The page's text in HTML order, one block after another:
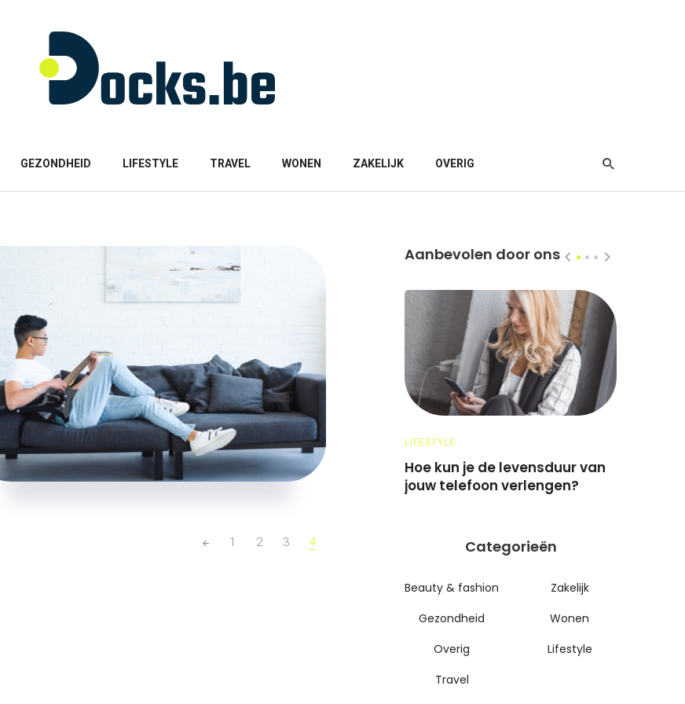
GEZONDHEID LIFESTYLE TRAVEL WONEN ZAKELIJK OVERIG
1 2 3 4
Aanbevolen door ons
manieren om
uit huis te halen
OVERIG
Waar kun je goedkoop en
veilig jouw auto parkeren
LIFESTYLE
Hoe kun je de levensduur van
jouw telefoon verlengen?
Categorieën
Beauty & fashion
Zakelijk
Gezondheid
Wonen
Overig
Lifestyle
Travel